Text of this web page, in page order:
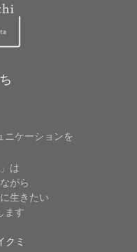
ニケーションを
は
がら
生きたい
ます
クミ